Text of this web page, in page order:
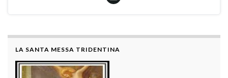
LA SANTA MESSA TRIDENTINA